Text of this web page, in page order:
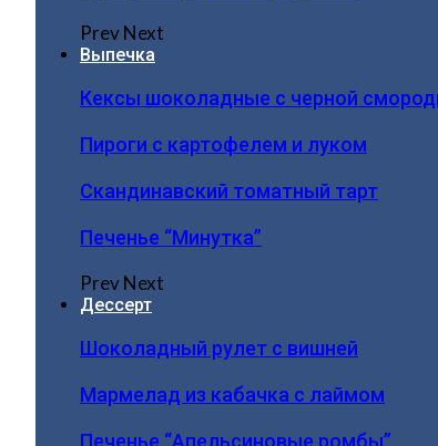
PrevNext
Выпечка
Кексы шоколадные с черной
Пироги c картофелем и луком
Скандинавский томатный тарт
Печенье “Минутка”
PrevNext
Дессерт
Шоколадный рулет с вишней
Мармелад из кабачка с лаймом
Печенье “Апельсиновые ромбы”